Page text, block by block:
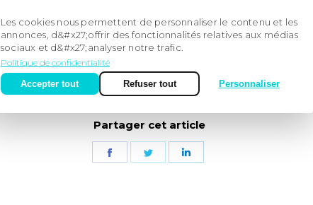
Partager cet article
PartagerPartager
Les cookies nous permettent de personnaliser le contenu et les
annonces, d&#x27;offrir des fonctionnalités relatives aux médias
sociaux et d&#x27;analyser notre trafic.
Politique de confidentialité
Accepter tout
Refuser tout Personnaliser